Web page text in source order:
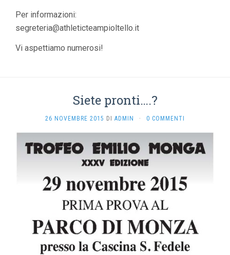
Per informazioni:
segreteria@athleticteampioltello.it
Vi aspettiamo numerosi!
Siete pronti….?
26 NOVEMBRE 2015 DI ADMIN · 0 COMMENTI